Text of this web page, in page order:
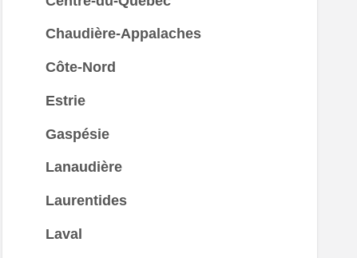
Chaudière-Appalaches
Côte-Nord
Estrie
Gaspésie
Lanaudière
Laurentides
Laval